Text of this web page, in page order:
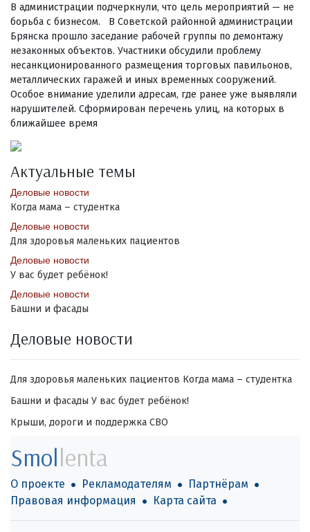
В администрации подчеркнули, что цель мероприятий — не
борьба с бизнесом. В Советской районной администрации
Брянска прошло заседание рабочей группы по демонтажу
незаконных объектов. Участники обсудили проблему
несанкционированного размещения торговых павильонов,
металлических гаражей и иных временных сооружений.
Особое внимание уделили адресам, где ранее уже выявляли
нарушителей. Сформирован перечень улиц, на которых в
ближайшее время
Актуальные темы
Деловые новости
Когда мама – студентка
Деловые новости
Для здоровья маленьких пациентов
Деловые новости
У вас будет ребёнок!
Деловые новости
Башни и фасады
Деловые новости
Для здоровья маленьких пациентов Когда мама – студентка
Башни и фасады У вас будет ребёнок!
Крыши, дороги и поддержка СВО
Smollenta
О проекте Рекламодателям
Партнёрам
Правовая информация
Карта сайта